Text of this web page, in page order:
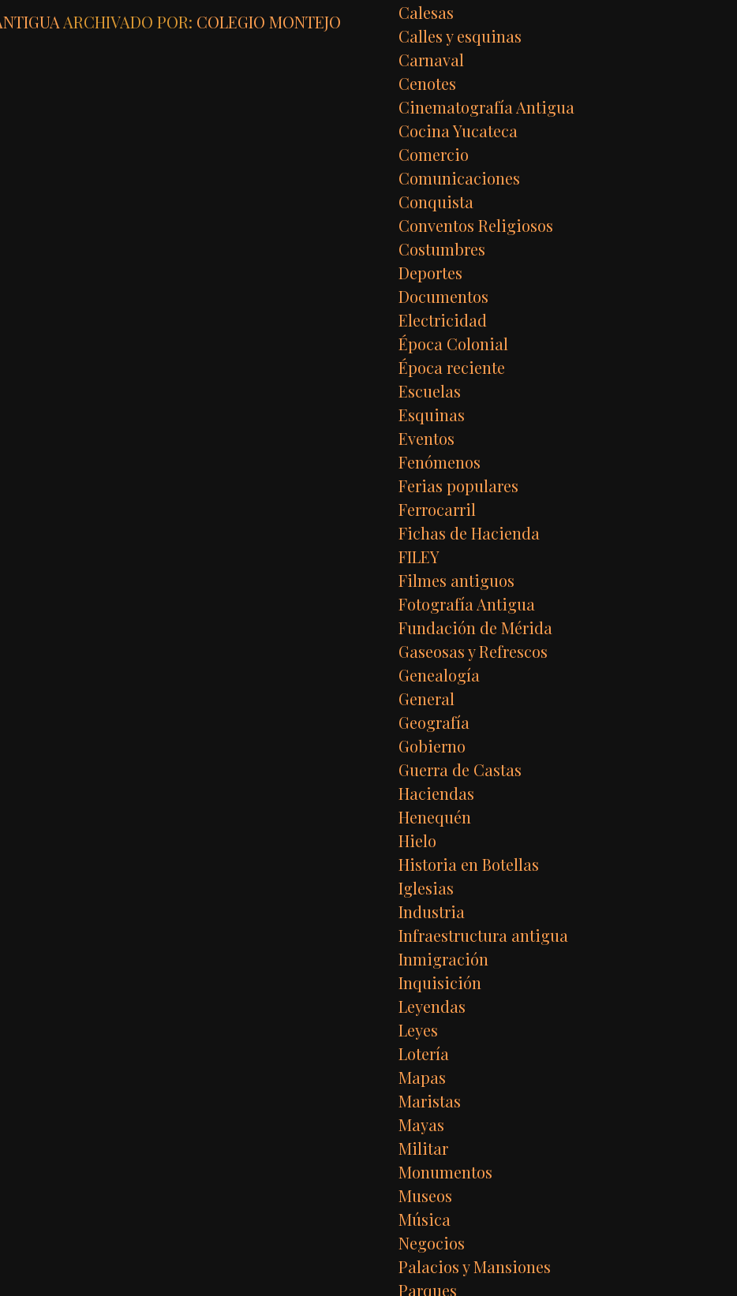
ARCHIVADO POR: COLEGIO MONTEJO
Calesas
Calles y esquinas
Carnaval
Cenotes
Cinematografía Antigua
Cocina Yucateca
Comercio
Comunicaciones
Conquista
Conventos Religiosos
Costumbres
Deportes
Documentos
Electricidad
Época Colonial
Época reciente
Escuelas
Esquinas
Eventos
Fenómenos
Ferias populares
Ferrocarril
Fichas de Hacienda
FILEY
Filmes antiguos
Fotografía Antigua
Fundación de Mérida
Gaseosas y Refrescos
Genealogía
General
Geografía
Gobierno
Guerra de Castas
Haciendas
Henequén
Hielo
Historia en Botellas
Iglesias
Industria
Infraestructura antigua
Inmigración
Inquisición
Leyendas
Leyes
Lotería
Mapas
Maristas
Mayas
Militar
Monumentos
Museos
Música
Negocios
Palacios y Mansiones
Parques